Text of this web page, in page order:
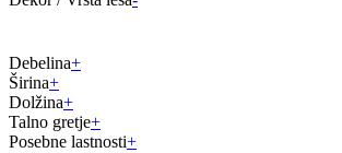
Debelina+
Širina+
Dolžina+
Talno gretje+
Posebne lastnosti+